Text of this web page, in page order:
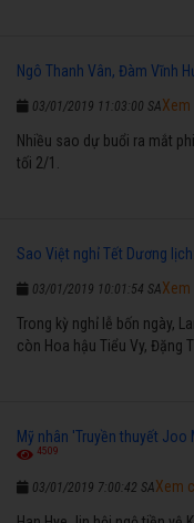
Ngô Thanh Vân, Đàm Vĩnh
03/01/2019 11:03:00 SA
Nhiều sao dự buổi ra mắt
tối 2/1.
Sao Việt nghỉ Tết Dương
03/01/2019 10:01:54 SA
Trong kỳ nghỉ lễ bốn ngày,
còn Hoa hậu Tiểu Vy, Đặng
Mỹ nhân 'Truyền thuyết
4509
03/01/2019 7:00:42 SAXem